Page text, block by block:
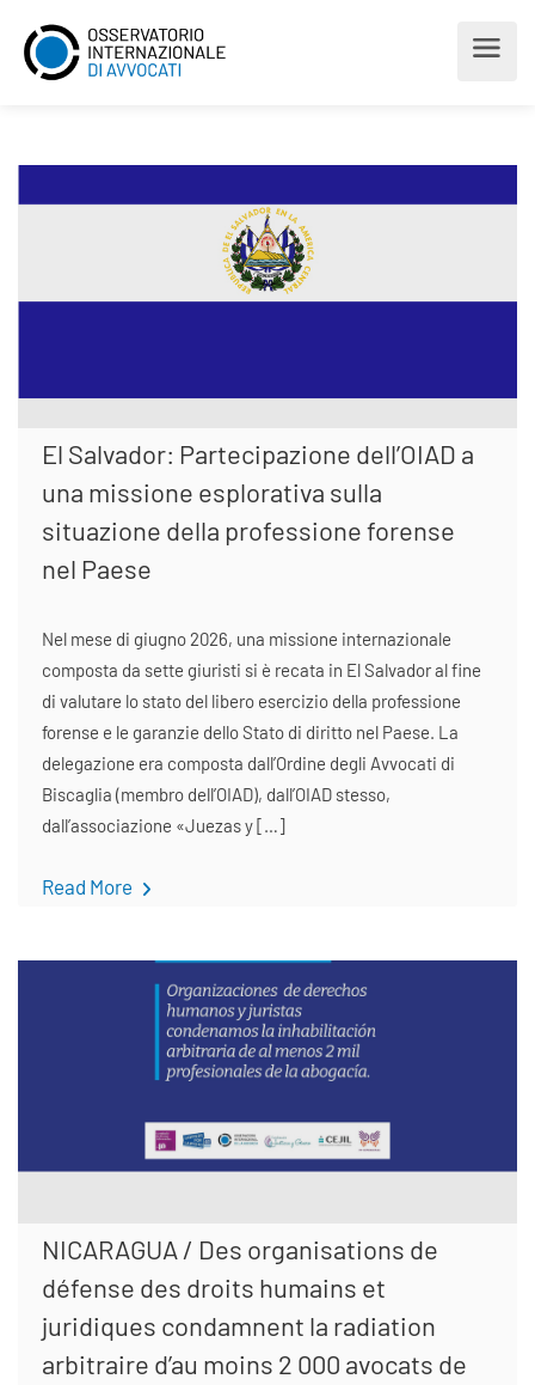
El Salvador: Partecipazione dell’OIAD a
una missione esplorativa sulla
situazione della professione forense
nel Paese
Nel mese di giugno 2026, una missione internazionale
composta da sette giuristi si è recata in El Salvador al fine
di valutare lo stato del libero esercizio della professione
forense e le garanzie dello Stato di diritto nel Paese. La
delegazione era composta dall’Ordine degli Avvocati di
Biscaglia (membro dell’OIAD), dall’OIAD stesso,
dall’associazione «Juezas y […]
Read More
NICARAGUA / Des organisations de
défense des droits humains et
juridiques condamnent la radiation
arbitraire d’au moins 2 000 avocats de